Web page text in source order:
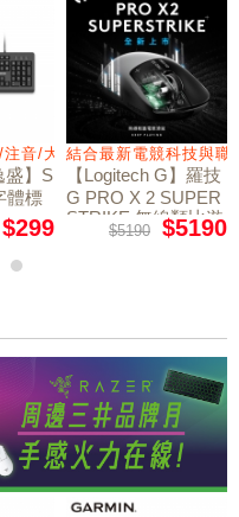
注音/大易
盛】S
體標
$299
結合最新電競科技與
【Logitech G】羅技
G PRO X 2 SUPER
STRIKE 無線類比遊
戲滑鼠$5190 $5190